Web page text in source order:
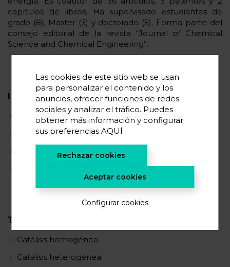
capítulos de libros. Ha supervisado estudiantes de
grado (8), Master (3) y doctorado (5). Forma parte del
consejo editorial de la revista “Journal of Chemical
Science and Chemical Engineering”.
INTERESES CIENTÍFICOS
Líquidos iónicos
Cristales iónicos orgánicos
Materiales de cambio de fase
Compuestos bio basados y sostenibles
TRAYECTORIA CIENTÍFICA
Catálisis homogénea
Catálisis heterogénea
Las cookies de este sitio web se usan
para personalizar el contenido y los
anuncios, ofrecer funciones de redes
sociales y analizar el tráfico. Puedes
obtener más información y configurar
sus preferenciasAQUÍ
Rechazar cookies
Aceptar cookies
Configurar cookies